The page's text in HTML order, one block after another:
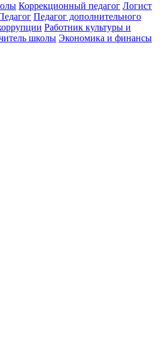
Коррекционный педагог Логист
Педагог дополнительного
Работник культуры и
школы Экономика и финансы